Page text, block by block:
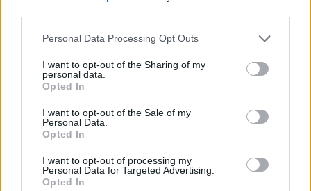
Please note that this website/app uses one or more Google
not limited to your visit or usage behaviour. You may click to
grant or deny consent to Google and its third-party tags to
use your data for below specified purposes in below Google
consent section.
Personal Data Processing Opt Outs
I want to opt-out of the Sharing of my
personal data.
Opted In
I want to opt-out of the Sale of my
Personal Data.
Opted In
I want to opt-out of processing my
Personal Data for Targeted Advertising.
Opted In
Stella Artois 0.0%
Illat: semleges, valamennyire alkoholmentes Hab:
évvel ezelőtt is jelent már meg egy alkoholmentes
Stella, a kollégám akkori értékelését csak